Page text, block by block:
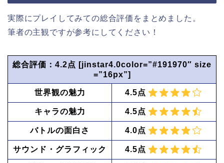
実際にプレイしてみての総合評価をまとめました。
筆者の主観ですが参考にしてください！
総合評価：4.2点 [jinstar4.0color=”#191970″ size
=”16px”]
世界観の魅力 4.5点
キャラの魅力 4.5点
バトルの面白さ 4.0点
サウンド・グラフィック 4.5点